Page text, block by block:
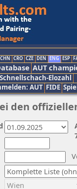
CHN CRO CZE DEN ENG ESP
AUT
Schnellschach-Elozahl
AUT FIDE
den